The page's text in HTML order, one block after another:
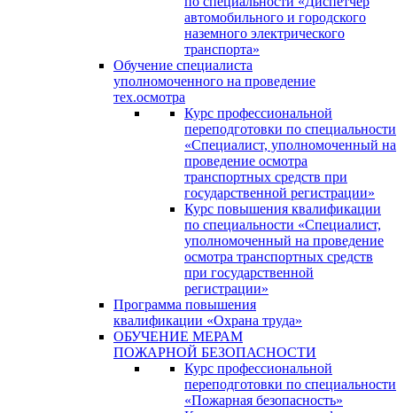
автомобильного и городского
наземного электрического
транспорта»
Обучение специалиста
уполномоченного на проведение
тех.осмотра
Курс профессиональной
переподготовки по специальности
«Специалист, уполномоченный на
проведение осмотра
транспортных средств при
государственной регистрации»
Курс повышения квалификации
по специальности «Специалист,
уполномоченный на проведение
осмотра транспортных средств
при государственной
регистрации»
Программа повышения
квалификации «Охрана труда»
ОБУЧЕНИЕ МЕРАМ
ПОЖАРНОЙ БЕЗОПАСНОСТИ
Курс профессиональной
переподготовки по специальности
«Пожарная безопасность»